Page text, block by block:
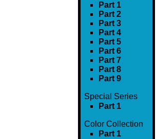
Part 1
Part 2
Part 3
Part 4
Part 5
Part 6
Part 7
Part 8
Part 9
Special Series
Part 1
Color Collection
Part 1